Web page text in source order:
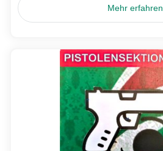
Mehr erfahren